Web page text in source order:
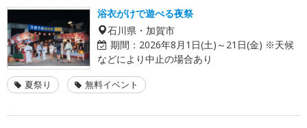
浴衣がけで遊べる夜祭
石川県・加賀市
期間： 2026年8月1日(土)～21日(金) ※天候
などにより中止の場合あり
夏祭り 無料イベント